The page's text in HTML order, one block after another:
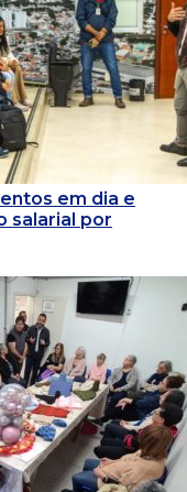
em dia e
salarial por